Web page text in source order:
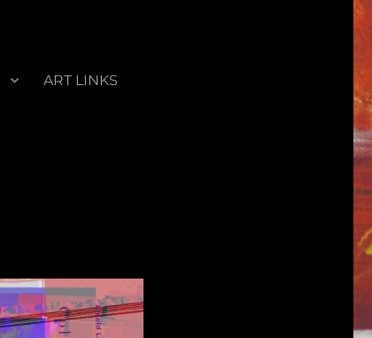
ART LINKS